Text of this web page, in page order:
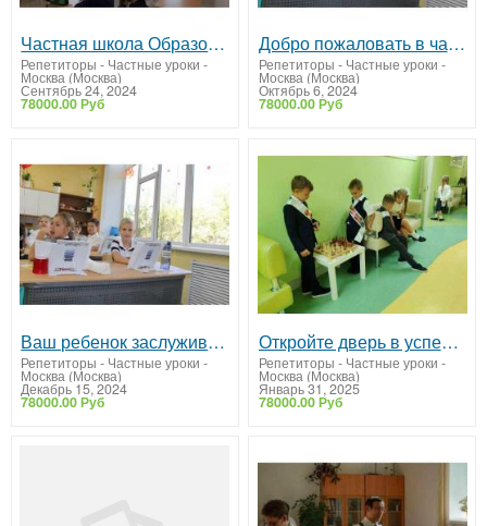
Частная школа Образование Плюс I
Репетиторы - Частные уроки -
Москва (Москва)
Сентябрь 24, 2024
78000.00 Руб
Добро пожаловать в частную школу «Образование Плюс I»
Репетиторы - Частные уроки -
Москва (Москва)
Октябрь 6, 2024
78000.00 Руб
Ваш ребенок заслуживает лучшего – приглашаем в школу "Образование Плюс I"!
Репетиторы - Частные уроки -
Москва (Москва)
Декабрь 15, 2024
78000.00 Руб
Откройте дверь в успешное будущее вместе с частной школой ОБРАЗОВАНИЕ ПЛЮС…I!
Репетиторы - Частные уроки -
Москва (Москва)
Январь 31, 2025
78000.00 Руб